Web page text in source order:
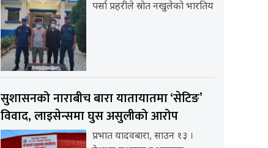
पर्सा प्रहरीले स्रोत नखुलेको भारतिय
सुशासनको नाराबीच बारा यातायातमा ‘सेटिङ’
विवाद, लाइसेन्समा घुस असुलीको आरोप
प्रभात यादवबारा, साउन १३ ।